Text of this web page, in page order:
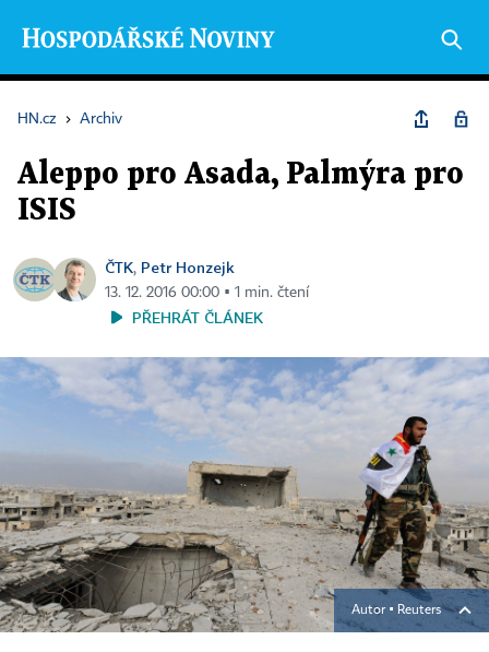
HN.cz › Archiv
Aleppo pro Asada, Palmýra pro
ISIS
ČTK, Petr Honzejk
13. 12. 2016 00:00 ▪ 1 min. čtení
PŘEHRÁT ČLÁNEK
Autor ▪ Reuters